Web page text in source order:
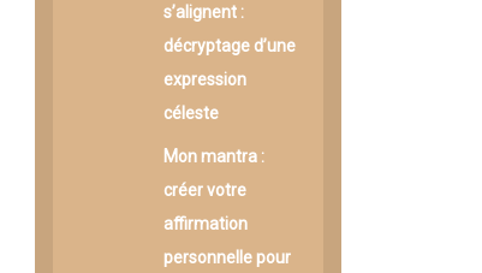
s’alignent :
décryptage d’une
expression
céleste
Mon mantra :
créer votre
affirmation
personnelle pour